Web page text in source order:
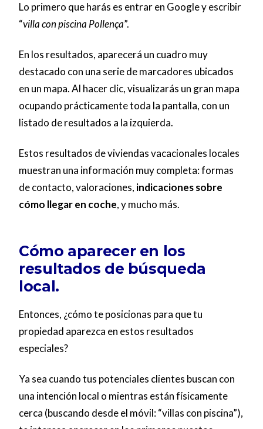
Lo primero que harás es entrar en Google y escribir
“villa con piscina Pollença”.
En los resultados, aparecerá un cuadro muy
destacado con una serie de marcadores ubicados
en un mapa. Al hacer clic, visualizarás un gran mapa
ocupando prácticamente toda la pantalla, con un
listado de resultados a la izquierda.
Estos resultados de viviendas vacacionales locales
muestran una información muy completa: formas
de contacto, valoraciones, indicaciones sobre
cómo llegar en coche, y mucho más.
Cómo aparecer en los
resultados de búsqueda
local.
Entonces, ¿cómo te posicionas para que tu
propiedad aparezca en estos resultados
especiales?
Ya sea cuando tus potenciales clientes buscan con
una intención local o mientras están físicamente
cerca (buscando desde el móvil: “villas con piscina”),